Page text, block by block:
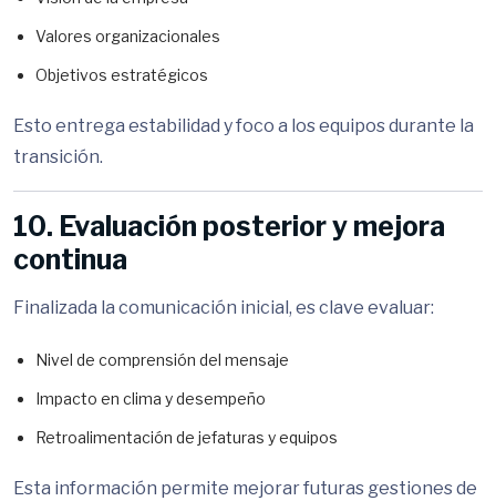
Valores organizacionales
Objetivos estratégicos
Esto entrega estabilidad y foco a los equipos durante la
transición.
10. Evaluación posterior y mejora
continua
Finalizada la comunicación inicial, es clave evaluar:
Nivel de comprensión del mensaje
Impacto en clima y desempeño
Retroalimentación de jefaturas y equipos
Esta información permite mejorar futuras gestiones de